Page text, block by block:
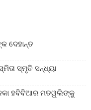
ଦେହାନ୍ତ
ସ୍ମୃତି ସନ୍ଧ୍ୟା
ହବିବିଆର ମତୱଲିଙ୍କୁ